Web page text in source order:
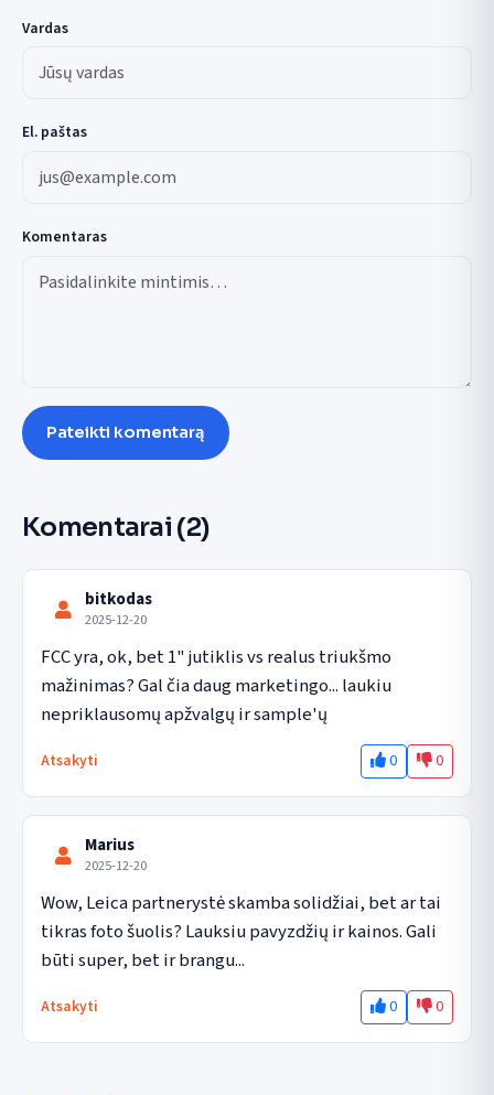
Vardas
El. paštas
Komentaras
Pateikti komentarą
Komentarai (2)
bitkodas
2025-12-20
FCC yra, ok, bet 1" jutiklis vs realus triukšmo
mažinimas? Gal čia daug marketingo... laukiu
nepriklausomų apžvalgų ir sample'ų
Atsakyti 0 0
Marius
2025-12-20
Wow, Leica partnerystė skamba solidžiai, bet ar tai
tikras foto šuolis? Lauksiu pavyzdžių ir kainos. Gali
būti super, bet ir brangu...
Atsakyti 0 0